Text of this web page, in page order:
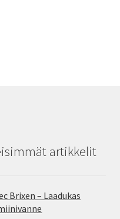
artikkelit
Brixen – Laadukas